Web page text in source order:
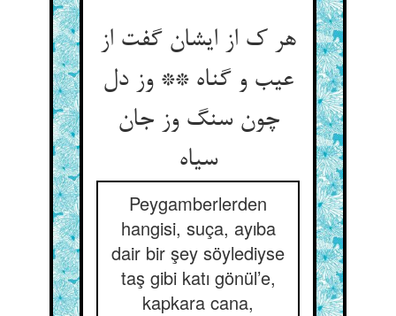
هر ک از ایشان گفت از
عیب و گناه ** وز دل
چون سنگ وز جان
سیاه‏
Peygamberlerden
hangisi, suça, ayıba
dair bir şey söylediyse
taş gibi katı gönül’e,
kapkara cana,